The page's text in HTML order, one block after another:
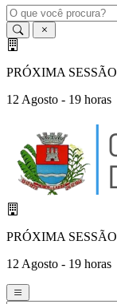
PRÓXIMA SESSÃO
12 Agosto - 19 horas
PRÓXIMA SESSÃO
12 Agosto - 19 horas